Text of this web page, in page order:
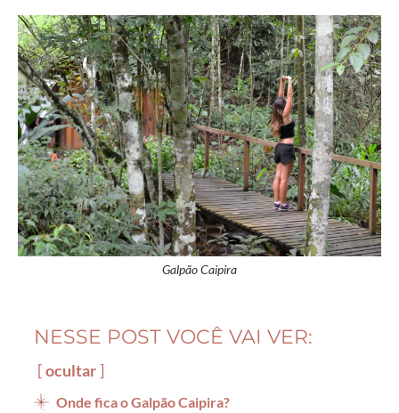
Galpão Caipira
NESSE POST VOCÊ VAI VER:
ocultar
Onde fica o Galpão Caipira?